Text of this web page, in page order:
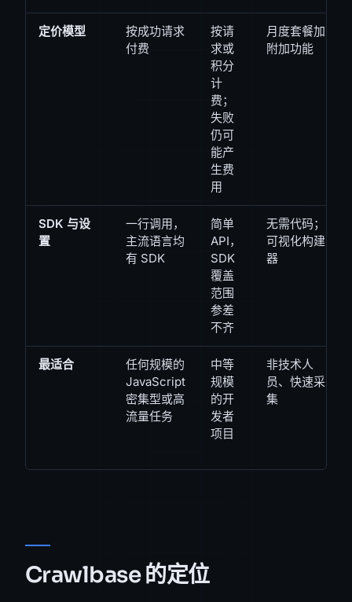
定价模型
按成功请求
付费
按请
求或
积分
计
费；
失败
仍可
能产
生费
用
月度套餐加
附加功能
SDK 与设
置
一行调用，
主流语言均
有 SDK
简单
API，
SDK
覆盖
范围
参差
不齐
无需代码；
可视化构建
器
最适合
任何规模的
JavaScript
密集型或高
流量任务
中等
规模
的开
发者
项目
非技术人
员、快速采
集
Crawlbase 的定位